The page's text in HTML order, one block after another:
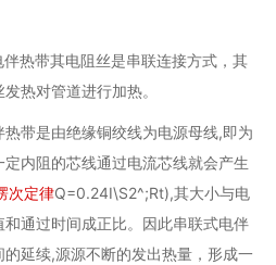
热带其电阻丝是串联连接方式，其
热对管道进行加热。
热带是由绝缘铜绞线为电源母线,即为
定内阻的芯线通过电流芯线就会产生
次定律Q=0.24I\S2^;Rt),其大小与电
通过时间成正比。因此串联式电伴
延续,源源不断的发出热量，形成一